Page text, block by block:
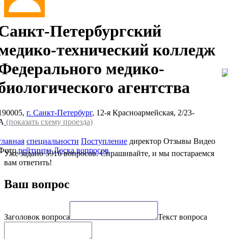
Петербургский
технический колледж
медико-
агентства
г. Санкт-Петербург, 12-я Красноармейская, 2/23-
(показать схему проезда)
специальности Поступление директор Отзывы Видео
рейтинги Доска вопросов
Уже задано 5916 вопросов. Спрашивайте, и мы постараемся
вам ответить!
Ваш вопрос
Заголовок вопроса Текст вопроса